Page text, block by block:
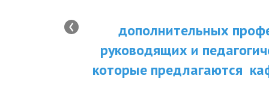
дополнительных
руководящих и
которые предлагаются
‹